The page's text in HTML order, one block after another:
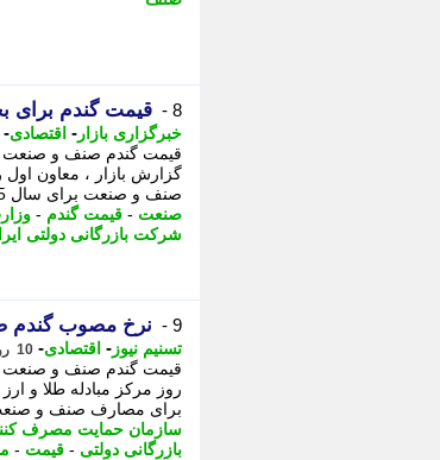
8 - قیمت گندم برای
خبرگزاری بازار - اقتصادی-
گزارش بازار ، معاون
صنف و صنعت برای سال 1405 را ابلاغ کرد.
صنعت - قیمت گندم -
شرکت بازرگانی دولتی
9 - نرخ مصوب گندم صنف و صنعت
تسنیم نیوز - اقتصادی- 10 روز پیش - سه شنبه 6 مرداد 1405، 12:05
برای مصارف صنف و
سازمان حمایت مصرف
بازرگانی دولتی - قیمت -